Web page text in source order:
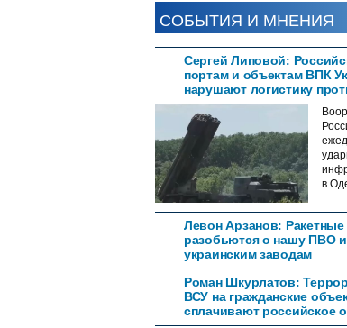
СОБЫТИЯ И МНЕНИЯ
Сергей Липовой:
портам и объектам ВПК
нарушают логистику
в
Левон Арзанов:
разобьются о нашу ПВО
украинским заводам
Роман Шкурлатов:
ВСУ на гражданские
сплачивают российское